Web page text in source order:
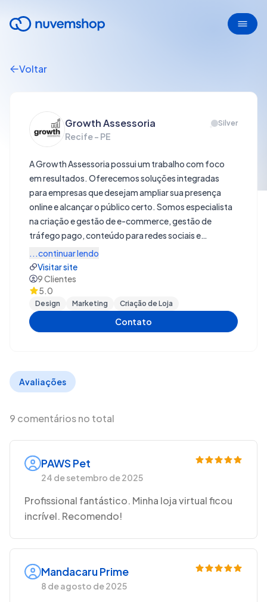
Voltar
Growth Assessoria Silver
Recife - PE
A Growth Assessoria possui um trabalho com foco
em resultados. Oferecemos soluções integradas
para empresas que desejam ampliar sua presença
online e alcançar o público certo. Somos especialista
na criação e gestão de e-commerce, gestão de
tráfego pago, conteúdo para redes sociais e
automação de WhatsApp, Instagram e E-mail
Marketing. Também temos um braço criativo com
foco em construção de identidade visual, logo,
banners e artes em geral. Nossa missão é entender a
necessidade do cliente e desenvolver projetos
personalizados que potencializem a visibilidade e a
competitividade das marcas no mercado.
...continuar lendo
Visitar site
9Clientes
5.0
Design Marketing Criação de Loja
Contato
Avaliações
9 comentários no total
PAWS Pet
24 de setembro de 2025
Profissional fantástico. Minha loja virtual ficou
incrível. Recomendo!
Mandacaru Prime
8 de agosto de 2025